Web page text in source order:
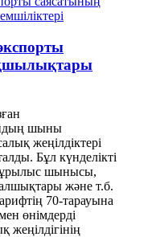
шыны
жеңілдіктері
Бұл күнделікті
шынысы,
және т.б.
70-тарауына
өнімдерді
жеңілдігінің